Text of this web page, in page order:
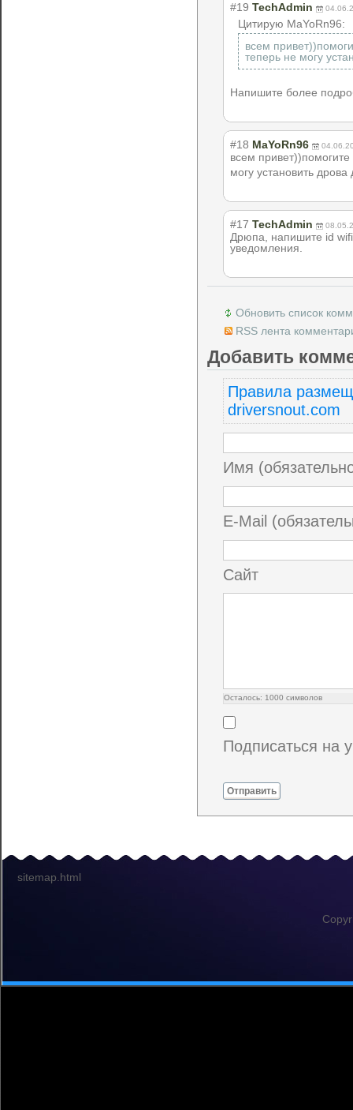
#19 TechAdmin
Цитирую MaYoRn96:
всем
теперь не могу
Напишите более
#18 MaYoRn96
всем привет))помогите
могу установить
#17 TechAdmin
Дрюпа, напишите id
уведомления.
Обновить список
RSS лента
Добавить
Правила
driversnout.com
Имя
E-Mail
Сайт
Осталось: 1000 символов
Подписаться на
Отправить
sitemap.html